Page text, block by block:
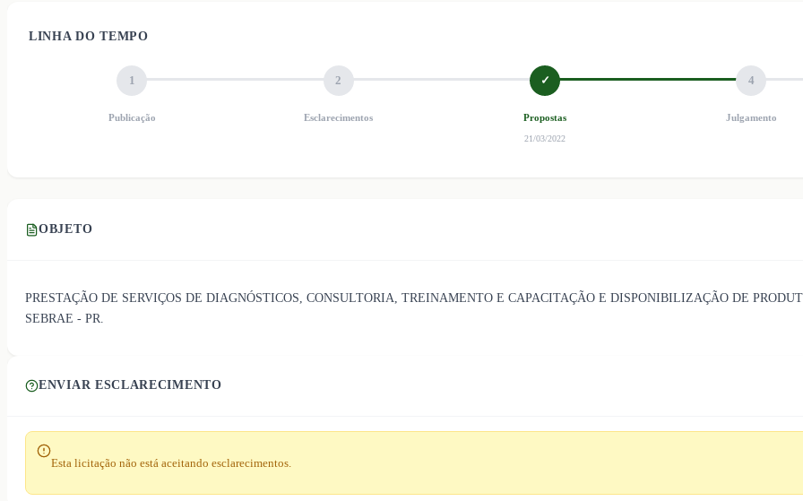
LINHA DO TEMPO
1
Publicação
2
Esclarecimentos
✓
Propostas
21/03/2022
4
Julgamento
OBJETO
PRESTAÇÃO DE SERVIÇOS DE DIAGNÓSTICOS, CONSULTORIA, TREINAMENTO E CAPACITAÇÃO E DISPONIBILIZAÇÃO DE
SEBRAE - PR.
ENVIAR ESCLARECIMENTO
Esta licitação não está aceitando esclarecimentos.